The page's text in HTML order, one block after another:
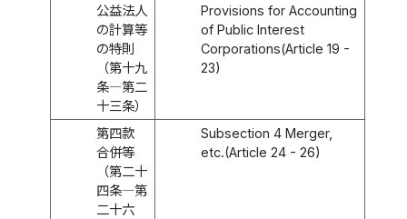
公益法人
の計算等
の特則
（第十九
条―第二
十三条）
Provisions for Accounting
of Public Interest
Corporations(Article 19 -
23)
第四款
合併等
（第二十
四条―第
二十六
Subsection 4 Merger,
etc.(Article 24 - 26)